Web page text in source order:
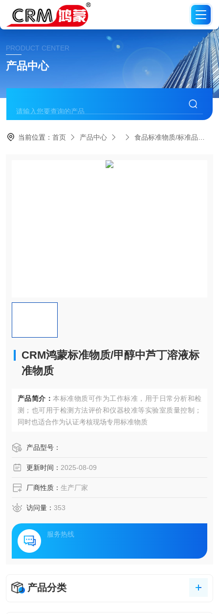
PRODUCT CENTER
产品中心
当前位置：首页 产品中心 食品标准物质/标准品
CRM鸿蒙标准物质/甲醇中芦丁溶液标
准物质
产品简介： 本标准物质可作为工作标准，用于日常分析和检
测；也可用于检测方法评价和仪器校准等实验室质量控制；
同时也适合作为认证考核现场专用标准物质
产品型号：
更新时间： 2025-08-09
厂商性质： 生产厂家
访问量： 353
服务热线
产品分类